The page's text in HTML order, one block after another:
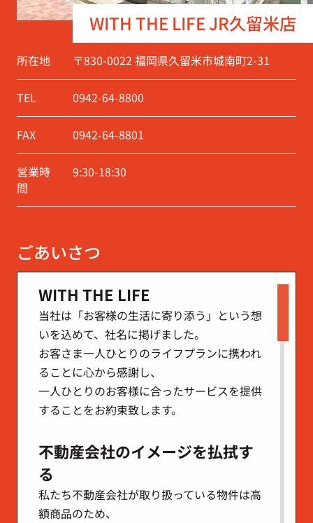
WITH THE LIFE JR久留米店
所在地 〒830-0022 福岡県久留米市城南町2-31
TEL 0942-64-8800
FAX 0942-64-8801
営業時
間
9:30-18:30
ごあいさつ
WITH THE LIFE
当社は「お客様の生活に寄り添う」という想
いを込めて、社名に掲げました。
お客さま一人ひとりのライフプランに携われ
ることに心から感謝し、
一人ひとりのお客様に合ったサービスを提供
することをお約束致します。
不動産会社のイメージを払拭す
る
私たち不動産会社が取り扱っている物件は高
額商品のため、